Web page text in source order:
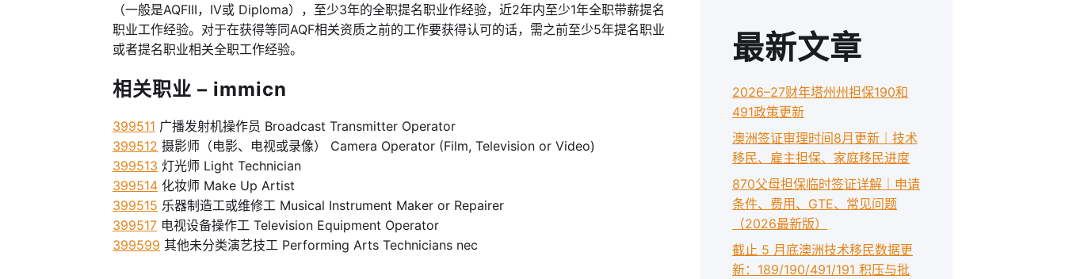
（一般是AQFIII，IV或 Diploma），至少3年的全职提名职业作经验，近2年内至少1年全职带薪提名
职业工作经验。对于在获得等同AQF相关资质之前的工作要获得认可的话，需之前至少5年提名职业
或者提名职业相关全职工作经验。
相关职业 – immicn
399511 广播发射机操作员 Broadcast Transmitter Operator
399512 摄影师（电影、电视或录像） Camera Operator (Film, Television or Video)
399513 灯光师 Light Technician
399514 化妆师 Make Up Artist
399515 乐器制造工或维修工 Musical Instrument Maker or Repairer
399517 电视设备操作工 Television Equipment Operator
399599 其他未分类演艺技工 Performing Arts Technicians nec
最新文章
2026–27财年塔州州担保190和
491政策更新
澳洲签证审理时间8月更新｜技术
移民、雇主担保、家庭移民进度
870父母担保临时签证详解｜申请
条件、费用、GTE、常见问题
（2026最新版）
截止 5 月底澳洲技术移民数据更
新：189/190/491/191 积压与批